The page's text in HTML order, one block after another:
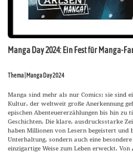
Manga Day 2024: Ein Fest für Manga-
Thema | Manga Day 2024
Manga sind mehr als nur Comics; sie sind
Kultur, der weltweit große Anerkennung
epischen Abenteuererzählungen bis hin zu
Geschichten. Die klare, ausdrucksstarke
haben Millionen von Lesern begeistert
Unterhaltung, sondern auch eine
einzigartige Weise zum Leben erweckt. Von